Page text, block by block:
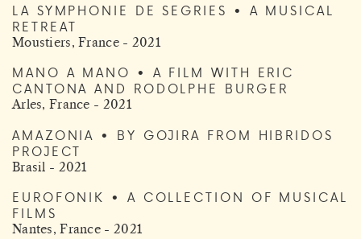
LA SYMPHONIE DE SEGRIES • A MUSICAL
RETREAT
Moustiers, France - 2021
MANO A MANO • A FILM WITH ERIC
CANTONA AND RODOLPHE BURGER
Arles, France - 2021
AMAZONIA • BY GOJIRA FROM HIBRIDOS
PROJECT
Brasil - 2021
EUROFONIK • A COLLECTION OF MUSICAL
FILMS
Nantes, France - 2021